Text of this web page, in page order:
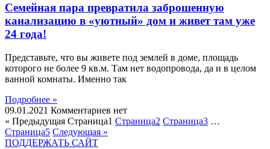
Семейная пара превратила заброшенную
канализацию в «уютный» дом и живет там уже
24 года!
Представьте, что вы живете под землей в доме, площадь
которого не более 9 кв.м. Там нет водопровода, да и в целом
ванной комнаты. Именно так
Подробнее »
09.01.2021 Комментариев нет
« Предыдущая Страница1 Страница2 Страница3 …
Страница5 Следующая »
ПОДДЕРЖАТЬ САЙТ